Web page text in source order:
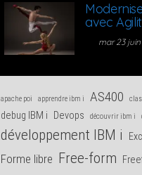
avec
mar 23
apache poi apprendre ibm i AS400
debug IBM i
Devops découvrir ibm i
développement IBM i
Forme libre Free-form